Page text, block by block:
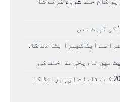
کی لپیٹ میں
میں تاریخی مداخلت کی
مردوں کے کرکٹ ورلڈ کپ 2027 کے مقامات اور برانڈ کا